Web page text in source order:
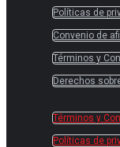
Políticas de
Convenio de
Términos y
Derechos
Términos y
Políticas de